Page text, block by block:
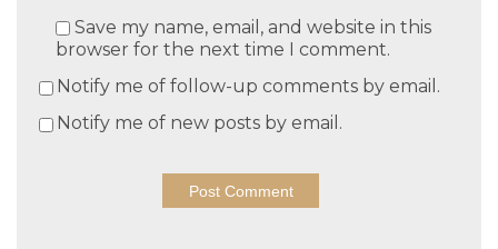
Save my name, email, and website in this
browser for the next time I comment.
Notify me of follow-up comments by email.
Notify me of new posts by email.